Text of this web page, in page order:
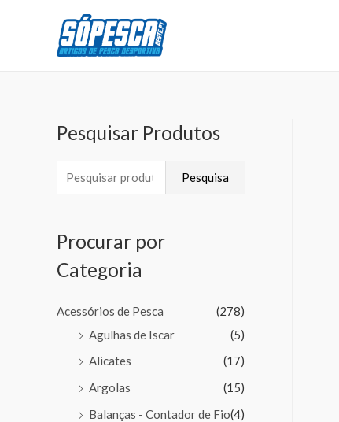
Pesquisar Produtos
Pesquisa
Procurar por
Categoria
Acessórios de Pesca
(278)
Agulhas de Iscar
(5)
Alicates
(17)
Argolas
(15)
Balanças - Contador de Fio(4)